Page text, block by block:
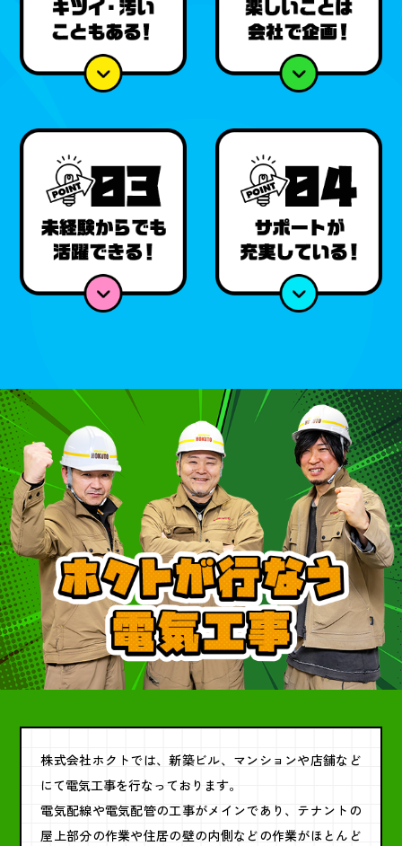
株式会社ホクトでは、新築ビル、マンションや店舗など
にて電気工事を行なっております。
電気配線や電気配管の工事がメインであり、テナントの
屋上部分の作業や住居の壁の内側などの作業がほとんど